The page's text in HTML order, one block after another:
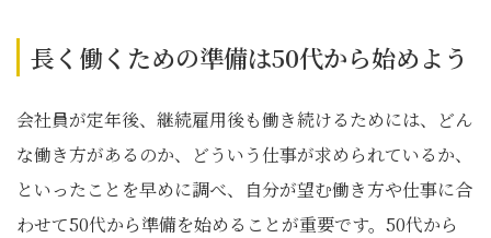
長く働くための準備は50代から始めよう
会社員が定年後、継続雇用後も働き続けるためには、どん
な働き方があるのか、どういう仕事が求められているか、
といったことを早めに調べ、自分が望む働き方や仕事に合
わせて50代から準備を始めることが重要です。50代から